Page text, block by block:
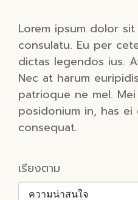
Lorem ipsum dolor
consulatu. Eu per
dictas legendos ius.
Nec at harum
patrioque ne mel.
posidonium in, has
consequat.
เรียงตาม